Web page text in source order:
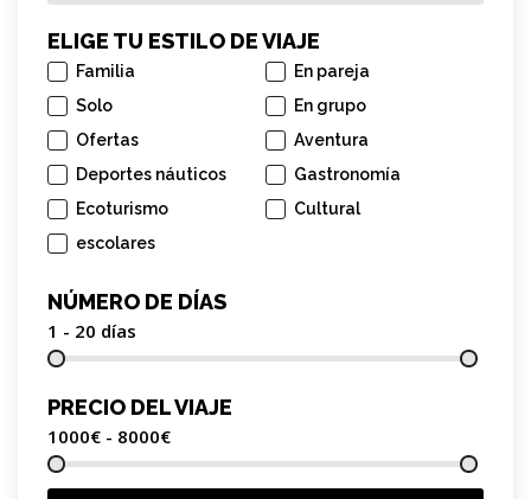
ELIGE TU ESTILO DE VIAJE
Familia
En pareja
Solo
En grupo
Ofertas
Aventura
Deportes náuticos
Gastronomía
Ecoturismo
Cultural
escolares
NÚMERO DE DÍAS
1 - 20 días
PRECIO DEL VIAJE
1000€ - 8000€